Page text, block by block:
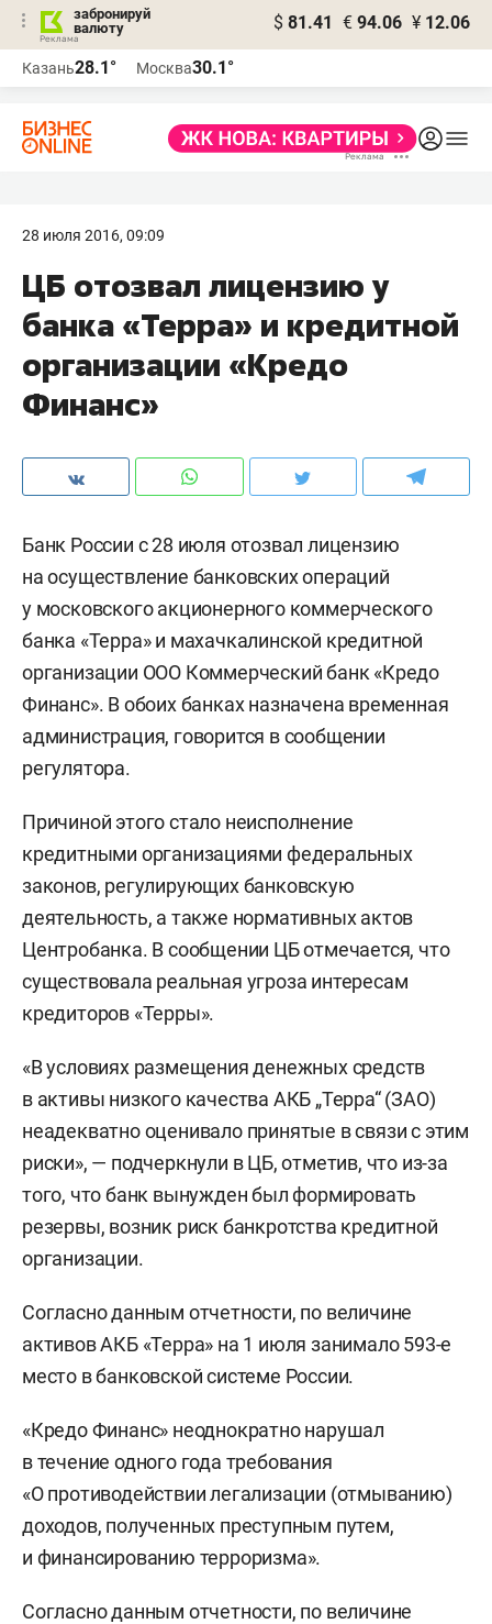
забронируй
валюту
$ 81.41 € 94.06 ¥ 12.06
Казань28.1° Москва30.1°
28 июля 2016, 09:09
ЦБ отозвал лицензию у
банка «Терра» и кредитной
организации «Кредо
Финанс»
Банк России с 28 июля отозвал лицензию
на осуществление банковских операций
у московского акционерного коммерческого
банка «Терра» и махачкалинской кредитной
организации ООО Коммерческий банк «Кредо
Финанс». В обоих банках назначена временная
администрация, говорится в сообщении
регулятора.
Причиной этого стало неисполнение
кредитными организациями федеральных
законов, регулирующих банковскую
деятельность, а также нормативных актов
Центробанка. В сообщении ЦБ отмечается, что
существовала реальная угроза интересам
кредиторов «Терры».
«В условиях размещения денежных средств
в активы низкого качества АКБ „Терра“ (ЗАО)
неадекватно оценивало принятые в связи с этим
риски», — подчеркнули в ЦБ, отметив, что из-за
того, что банк вынужден был формировать
резервы, возник риск банкротства кредитной
организации.
Согласно данным отчетности, по величине
активов АКБ «Терра» на 1 июля занимало 593-е
место в банковской системе России.
«Кредо Финанс» неоднократно нарушал
в течение одного года требования
«О противодействии легализации (отмыванию)
доходов, полученных преступным путем,
и финансированию терроризма».
Согласно данным отчетности, по величине